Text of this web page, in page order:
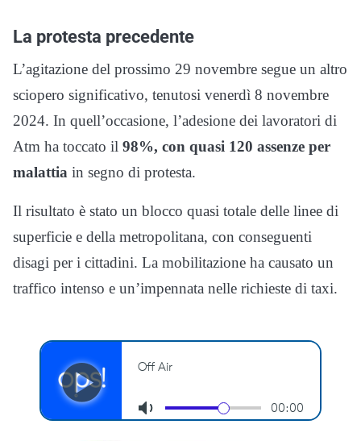
La protesta precedente
L’agitazione del prossimo 29 novembre segue un altro
sciopero significativo, tenutosi venerdì 8 novembre
2024. In quell’occasione, l’adesione dei lavoratori di
Atm ha toccato il 98%, con quasi 120 assenze per
malattia in segno di protesta.
Il risultato è stato un blocco quasi totale delle linee di
superficie e della metropolitana, con conseguenti
disagi per i cittadini. La mobilitazione ha causato un
traffico intenso e un’impennata nelle richieste di taxi.